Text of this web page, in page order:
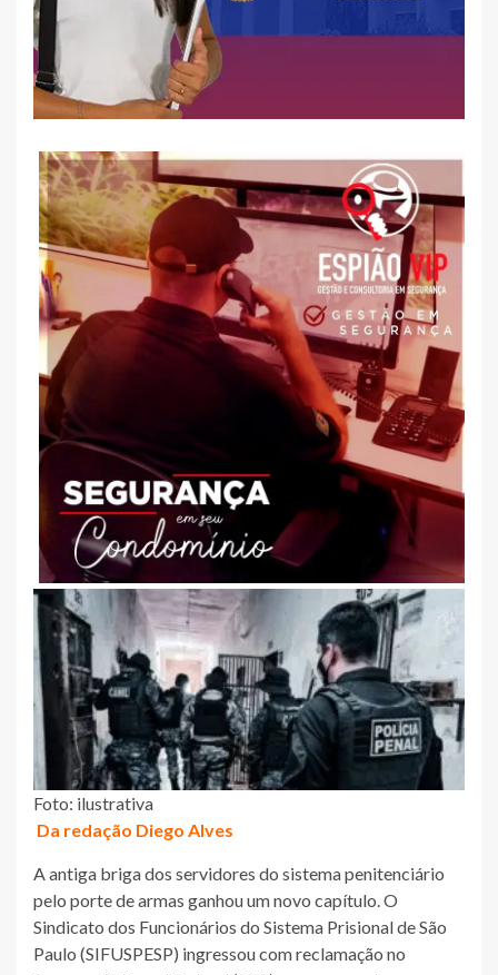
Foto: ilustrativa
Da redação Diego Alves
A antiga briga dos servidores do sistema penitenciário
pelo porte de armas ganhou um novo capítulo. O
Sindicato dos Funcionários do Sistema Prisional de São
Paulo (SIFUSPESP) ingressou com reclamação no